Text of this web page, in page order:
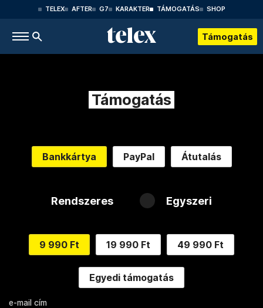
TELEX AFTER G7 KARAKTER TÁMOGATÁS SHOP
Támogatás
Támogatás
Bankkártya PayPal Átutalás
Rendszeres Egyszeri
9 990 Ft 19 990 Ft 49 990 Ft
Egyedi támogatás
e-mail cím